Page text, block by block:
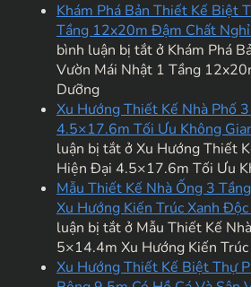
Khám Phá Bản Thiết Kế Biệt
Tầng 12x20m Đậm Chất
bình luận bị tắtở Khám Phá
Vườn Mái Nhật 1 Tầng
Dưỡng
Xu Hướng Thiết Kế Nhà Phố
4.5×17.6m Tối Ưu Không
luận bị tắtở Xu Hướng Thiết
Hiện Đại 4.5×17.6m Tối Ưu
Mẫu Thiết Kế Nhà Ống 3
Xu Hướng Kiến Trúc Xanh Độc
luận bị tắtở Mẫu Thiết Kế
5×14.4m Xu Hướng Kiến
Xu Hướng Thiết Kế Biệt Thự